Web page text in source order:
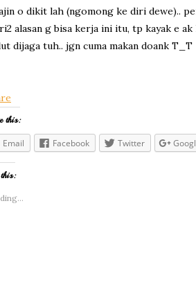
o dikit lah (ngomong ke diri dewe)..
alasan g bisa kerja ini itu, tp kayak e
dijaga tuh.. jgn cuma makan doank T_T
this:
Email Facebook Twitter